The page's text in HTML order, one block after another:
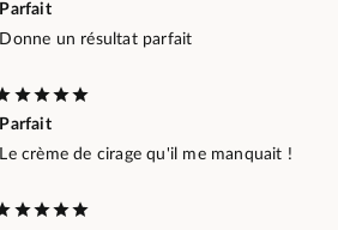
Parfait
Donne un résultat parfait
Parfait
Le crème de cirage qu'il me manquait !